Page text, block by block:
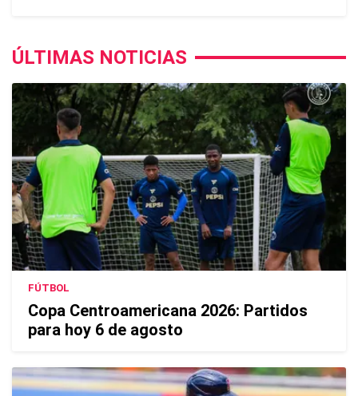
ÚLTIMAS NOTICIAS
FÚTBOL
Copa Centroamericana 2026: Partidos
para hoy 6 de agosto